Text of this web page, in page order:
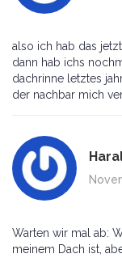
also ich hab das
dann hab ichs
dachrinne letztes
der nachbar mich
Warten wir mal ab:
meinem Dach ist,